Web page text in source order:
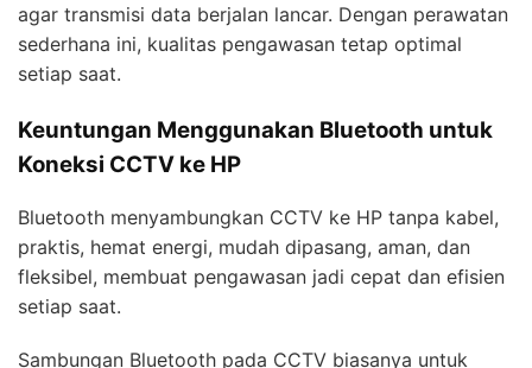
agar transmisi data berjalan lancar. Dengan perawatan
sederhana ini, kualitas pengawasan tetap optimal
setiap saat.
Keuntungan Menggunakan Bluetooth untuk
Koneksi CCTV ke HP
Bluetooth menyambungkan CCTV ke HP tanpa kabel,
praktis, hemat energi, mudah dipasang, aman, dan
fleksibel, membuat pengawasan jadi cepat dan efisien
setiap saat.
Sambungan Bluetooth pada CCTV biasanya untuk